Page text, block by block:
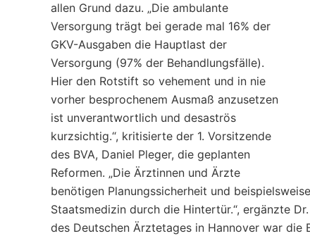
allen Grund dazu. „Die ambulante
Versorgung trägt bei gerade mal 16% der
GKV-Ausgaben die Hauptlast der
Versorgung (97% der Behandlungsfälle).
Hier den Rotstift so vehement und in nie
vorher besprochenem Ausmaß anzusetzen
ist unverantwortlich und desaströs
kurzsichtig.“, kritisierte der 1. Vorsitzende
des BVA, Daniel Pleger, die geplanten
Reformen. „Die Ärztinnen und Ärzte
benötigen Planungssicherheit und
Staatsmedizin durch die Hintertür.“, ergänzte
des Deutschen Ärztetages in Hannover war die